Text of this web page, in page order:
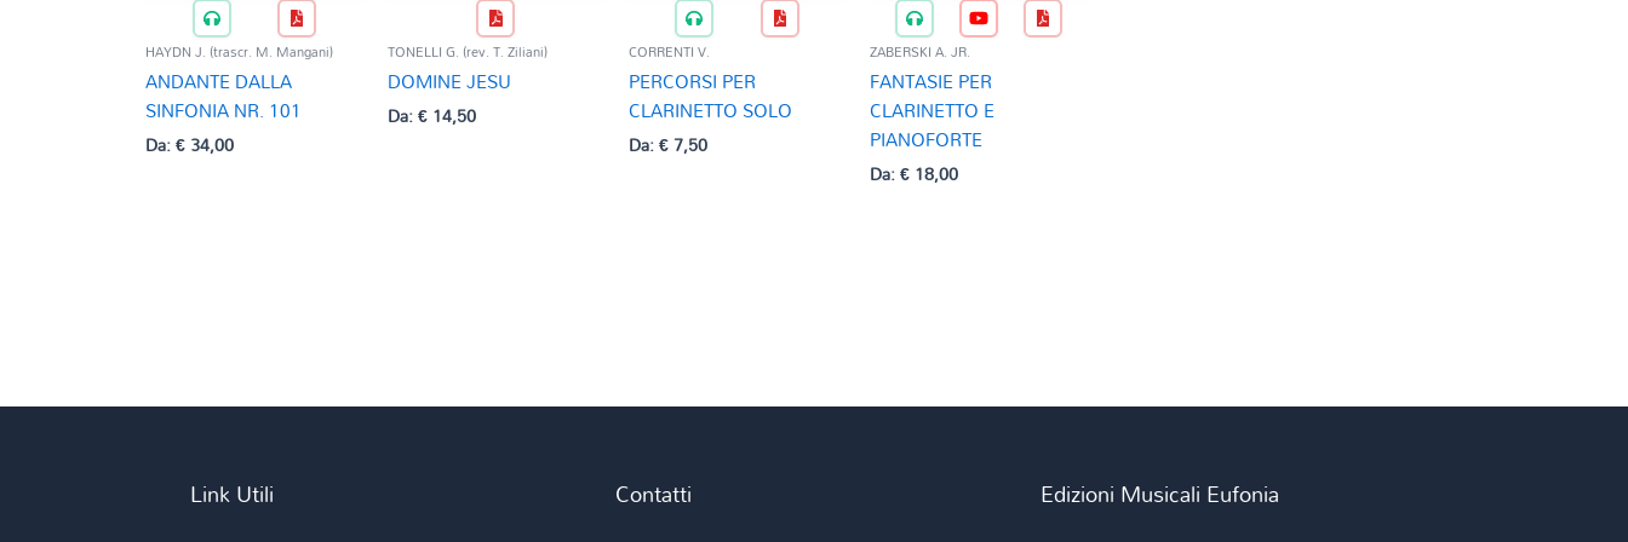
HAYDN J. (trascr. M. Mangani)
ANDANTE DALLA
SINFONIA NR. 101
Da:€34,00
TONELLI G. (rev. T. Ziliani)
DOMINE JESU
Da:€14,50
CORRENTI V.
PERCORSI PER
CLARINETTO SOLO
Da:€7,50
ZABERSKI A. JR.
FANTASIE PER
CLARINETTO E
PIANOFORTE
Da:€18,00
Link Utili Contatti Edizioni Musicali Eufonia